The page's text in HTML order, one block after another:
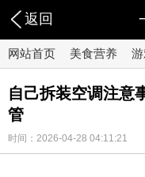
返回
网站首页 美食营养
自己拆装空调注意
管
时间：2026-04-28 04:11:21